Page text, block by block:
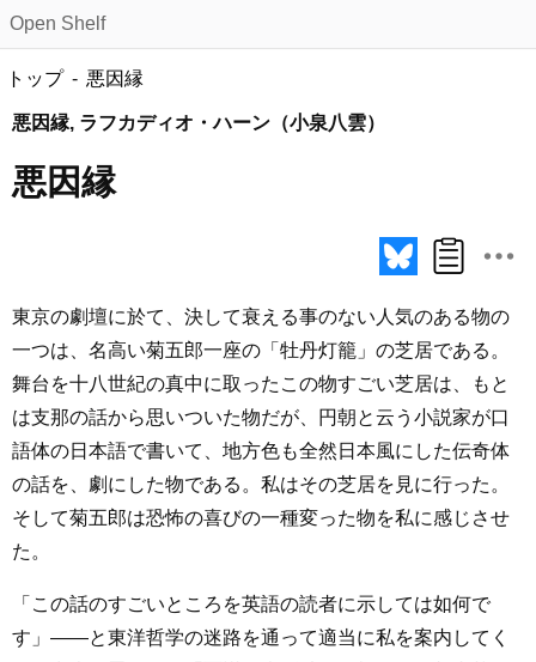
Open Shelf
トップ 悪因縁
悪因縁, ラフカディオ・ハーン（小泉八雲）
悪因縁
東京の劇壇に於て、決して衰える事のない人気のある物の
一つは、名高い菊五郎一座の「牡丹灯籠」の芝居である。
舞台を十八世紀の真中に取ったこの物すごい芝居は、もと
は支那の話から思いついた物だが、円朝と云う小説家が口
語体の日本語で書いて、地方色も全然日本風にした伝奇体
の話を、劇にした物である。私はその芝居を見に行った。
そして菊五郎は恐怖の喜びの一種変った物を私に感じさせ
た。
「この話のすごいところを英語の読者に示しては如何で
す」――と東洋哲学の迷路を通って適当に私を案内してく